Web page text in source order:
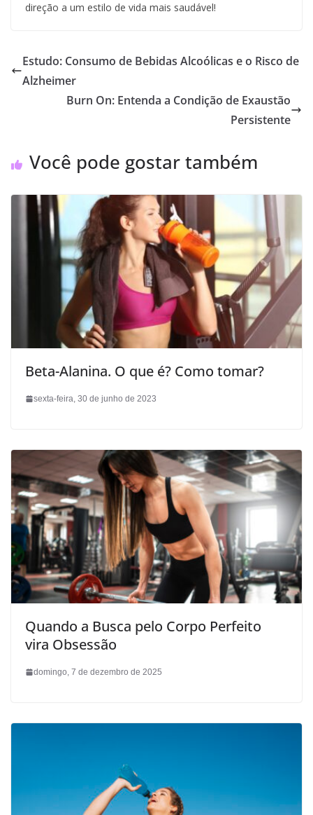
direção a um estilo de vida mais saudável!
Estudo: Consumo de Bebidas Alcoólicas e o Risco de
Alzheimer
Burn On: Entenda a Condição de Exaustão
Persistente
Você pode gostar também
Beta-Alanina. O que é? Como tomar?
sexta-feira, 30 de junho de 2023
Quando a Busca pelo Corpo Perfeito
vira Obsessão
domingo, 7 de dezembro de 2025